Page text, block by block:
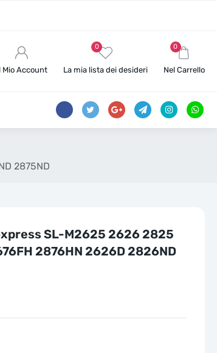
0
Nel Carrello
0
La mia lista dei desideri
Mio Account
2875ND
SL-M2625 2626 2825
2876HN 2626D 2826ND